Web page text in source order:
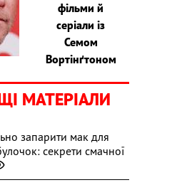
фільми й
серіали із
Семом
Вортінґтоном
МАТЕРІАЛИ
запарити мак для
секрети смачної